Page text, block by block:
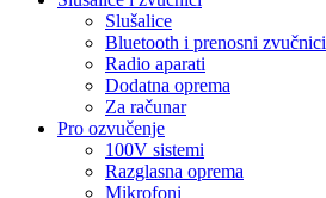
Slušalice
Bluetooth i prenosni zvučnici
Radio aparati
Dodatna oprema
Za računar
Pro ozvučenje
100V sistemi
Razglasna oprema
Mikrofoni